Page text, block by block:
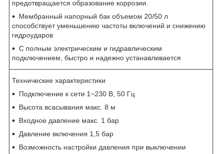
предотвращается образование коррозии.
Мембранный напорный бак объемом 20/50 л
способствует уменьшению частоты включений и снижению
гидроударов
С полным электрическим и гидравлическим
подключением, быстро и надежно устанавливается
Технические характеристики
Подключение к сети 1~230 В, 50 Гц
Высота всасывания макс. 8 м
Входное давление макс. 1 бар
Давление включения 1,5 бар
Возможность настройки давления при выключении